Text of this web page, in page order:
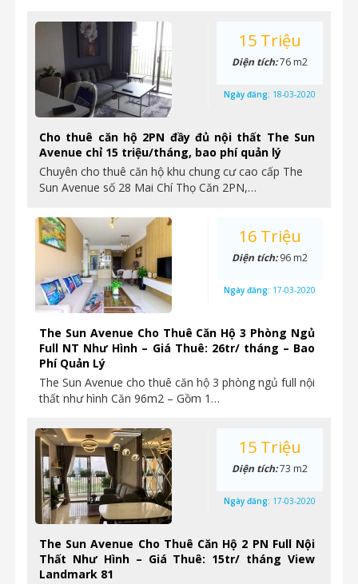
Cho thuê căn hộ 2PN đầy đủ nội thất The Sun
Avenue chỉ 15 triệu/tháng, bao phí quản lý
Chuyên cho thuê căn hộ khu chung cư cao cấp The
Sun Avenue số 28 Mai Chí Thọ Căn 2PN,…
15 Triệu
Diện tích:76 m2
Ngày đăng: 18-03-2020
The Sun Avenue Cho Thuê Căn Hộ 3 Phòng Ngủ
Full NT Như Hình – Giá Thuê: 26tr/ tháng – Bao
Phí Quản Lý
The Sun Avenue cho thuê căn hộ 3 phòng ngủ full nội
thất như hình Căn 96m2 – Gồm 1…
16 Triệu
Diện tích:96 m2
Ngày đăng: 17-03-2020
The Sun Avenue Cho Thuê Căn Hộ 2 PN Full Nội
Thất Như Hình – Giá Thuê: 15tr/ tháng View
Landmark 81
15 Triệu
Diện tích:73 m2
Ngày đăng: 17-03-2020